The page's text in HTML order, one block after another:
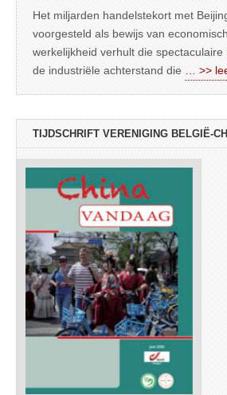
Het miljarden handelstekort met
voorgesteld als bewijs van
werkelijkheid verhult die
de industriële achterstand die
… >>
TIJDSCHRIFT VERENIGING BELGIË-